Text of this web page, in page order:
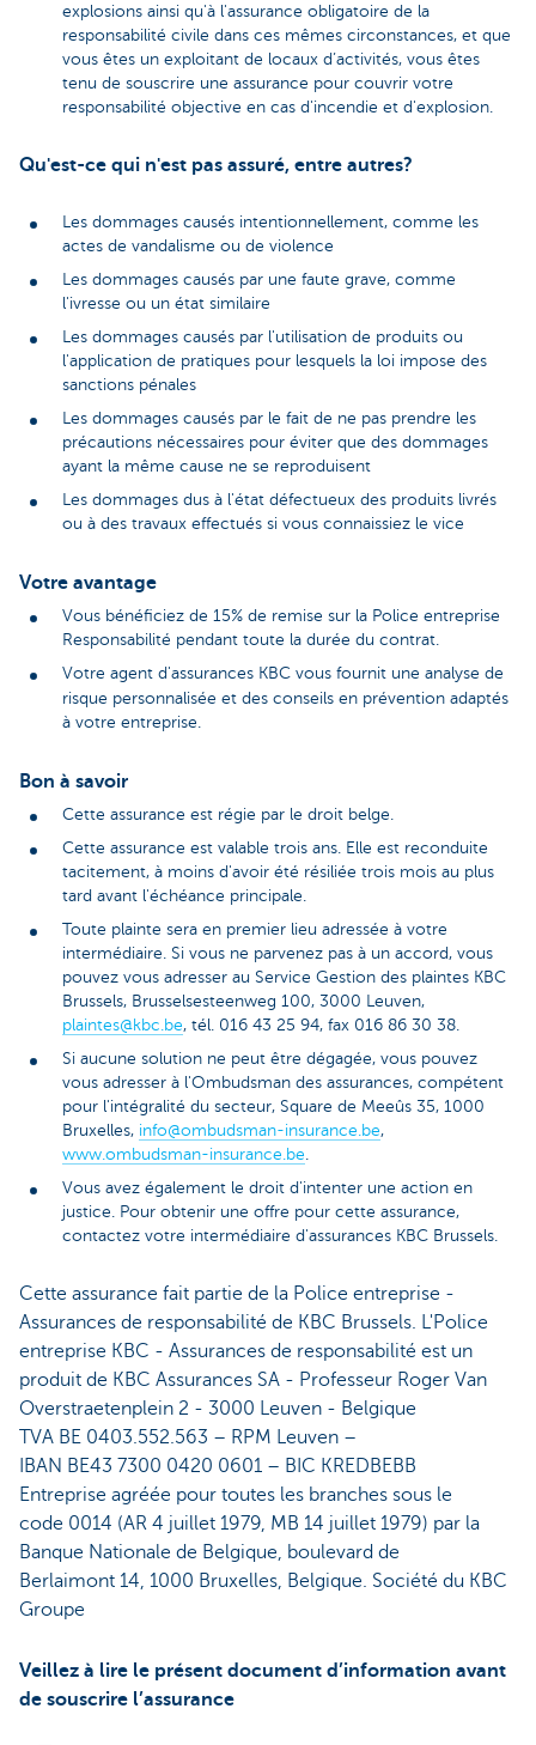
explosions ainsi qu'à l'assurance obligatoire de la
responsabilité civile dans ces mêmes circonstances, et que
vous êtes un exploitant de locaux d’activités, vous êtes
tenu de souscrire une assurance pour couvrir votre
responsabilité objective en cas d'incendie et d'explosion.
Qu'est-ce qui n'est pas assuré, entre autres?
Les dommages causés intentionnellement, comme les
actes de vandalisme ou de violence
Les dommages causés par une faute grave, comme
l'ivresse ou un état similaire
Les dommages causés par l'utilisation de produits ou
l'application de pratiques pour lesquels la loi impose des
sanctions pénales
Les dommages causés par le fait de ne pas prendre les
précautions nécessaires pour éviter que des dommages
ayant la même cause ne se reproduisent
Les dommages dus à l'état défectueux des produits livrés
ou à des travaux effectués si vous connaissiez le vice
Votre avantage
Vous bénéficiez de 15% de remise sur la Police entreprise
Responsabilité pendant toute la durée du contrat.
Votre agent d'assurances KBC vous fournit une analyse de
risque personnalisée et des conseils en prévention adaptés
à votre entreprise.
Bon à savoir
Cette assurance est régie par le droit belge.
Cette assurance est valable trois ans. Elle est reconduite
tacitement, à moins d'avoir été résiliée trois mois au plus
tard avant l'échéance principale.
Toute plainte sera en premier lieu adressée à votre
intermédiaire. Si vous ne parvenez pas à un accord, vous
pouvez vous adresser au Service Gestion des plaintes KBC
Brussels, Brusselsesteenweg 100, 3000 Leuven,
plaintes@kbc.be, tél. 016 43 25 94, fax 016 86 30 38.
Si aucune solution ne peut être dégagée, vous pouvez
vous adresser à l'Ombudsman des assurances, compétent
pour l'intégralité du secteur, Square de Meeûs 35, 1000
Bruxelles, info@ombudsman-insurance.be,
www.ombudsman-insurance.be.
Vous avez également le droit d'intenter une action en
justice. Pour obtenir une offre pour cette assurance,
contactez votre intermédiaire d'assurances KBC Brussels.
Cette assurance fait partie de la Police entreprise -
Assurances de responsabilité de KBC Brussels. L'Police
entreprise KBC - Assurances de responsabilité est un
produit de KBC Assurances SA - Professeur Roger Van
Overstraetenplein 2 - 3000 Leuven - Belgique
TVA BE 0403.552.563 – RPM Leuven –
IBAN BE43 7300 0420 0601 – BIC KREDBEBB
Entreprise agréée pour toutes les branches sous le
code 0014 (AR 4 juillet 1979, MB 14 juillet 1979) par la
Banque Nationale de Belgique, boulevard de
Berlaimont 14, 1000 Bruxelles, Belgique. Société du KBC
Groupe
Veillez à lire le présent document d’information avant
de souscrire l’assurance